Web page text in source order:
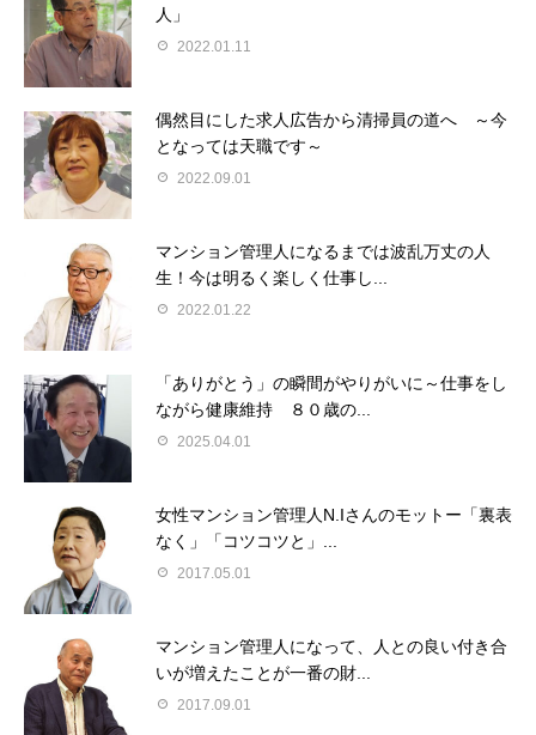
人」
2022.01.11
偶然目にした求人広告から清掃員の道へ ～今
となっては天職です～
2022.09.01
マンション管理人になるまでは波乱万丈の人
生！今は明るく楽しく仕事し...
2022.01.22
「ありがとう」の瞬間がやりがいに～仕事をし
ながら健康維持 ８０歳の...
2025.04.01
女性マンション管理人N.Iさんのモットー「裏表
なく」「コツコツと」...
2017.05.01
マンション管理人になって、人との良い付き合
いが増えたことが一番の財...
2017.09.01